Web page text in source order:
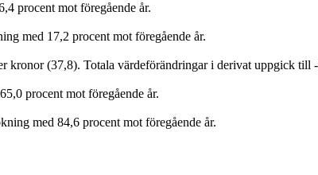
procent mot föregående år.
med 17,2 procent mot föregående år.
kronor (37,8). Totala värdeförändringar i derivat uppgick till
procent mot föregående år.
med 84,6 procent mot föregående år.